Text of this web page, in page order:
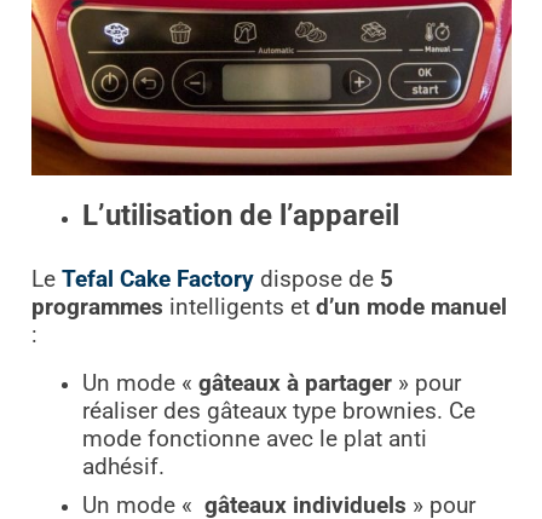
L’utilisation de l’appareil
Le Tefal Cake Factorydispose de 5
programmes intelligents et d’un mode manuel
:
Un mode « gâteaux à partager » pour
réaliser des gâteaux type brownies. Ce
mode fonctionne avec le plat anti
adhésif.
Un mode « gâteaux individuels » pour